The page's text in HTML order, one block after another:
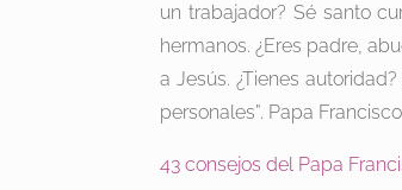
un trabajador? Sé santo
hermanos. ¿Eres padre,
a Jesús. ¿Tienes
personales”. Papa Francisco
43 consejos del Papa